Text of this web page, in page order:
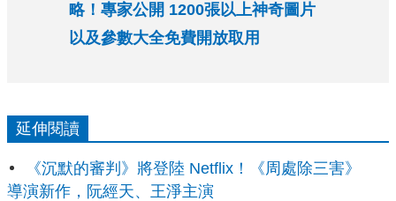
略！專家公開 1200張以上神奇圖片
以及參數大全免費開放取用
延伸閱讀
《沉默的審判》將登陸 Netflix！《周處除三害》
導演新作，阮經天、王淨主演